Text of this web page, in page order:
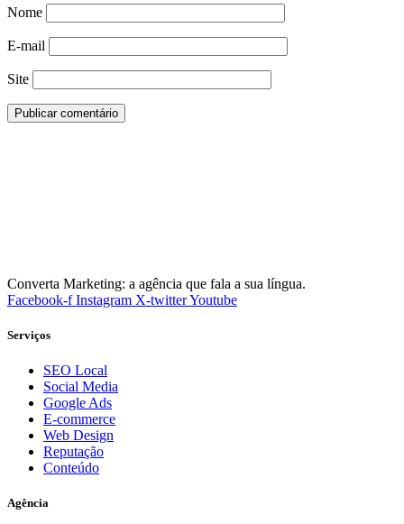
Nome
E-mail
Site
Converta Marketing: a agência que fala a sua língua.
Facebook-f Instagram X-twitterYoutube
Serviços
SEO Local
Social Media
Google Ads
E-commerce
Web Design
Reputação
Conteúdo
Agência